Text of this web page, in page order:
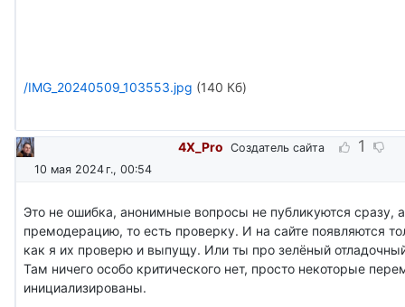
/IMG_20240509_103553.jpg (140 Кб)
4X_Pro Создатель сайта 1
10 мая 2024 г., 00:54
Это не ошибка, анонимные вопросы не публикуются сразу, а
премодерацию, то есть проверку. И на сайте появляются
как я их проверю и выпущу. Или ты про зелёный
Там ничего особо критического нет, просто некоторые
инициализированы.